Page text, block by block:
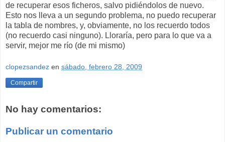
de recuperar esos ficheros, salvo pidiéndolos de nuevo.
Esto nos lleva a un segundo problema, no puedo recuperar
la tabla de nombres, y, obviamente, no los recuerdo todos
(no recuerdo casi ninguno). Lloraría, pero para lo que va a
servir, mejor me río (de mi mismo)
clopezsandez en sábado, febrero 28, 2009
Compartir
No hay comentarios:
Publicar un comentario